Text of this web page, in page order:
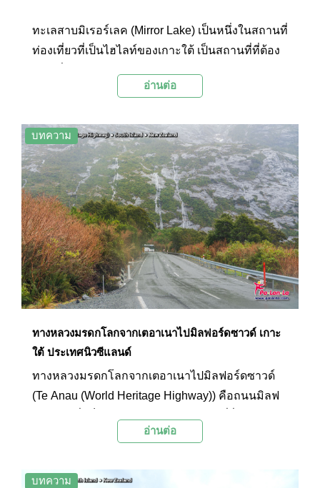
ทะเลสาบมิเรอร์เลค (Mirror Lake) เป็นหนึ่งในสถานที่
ท่องเที่ยวที่เป็นไฮไลท์ของเกาะใต้ เป็นสถานที่ที่ต้อง
หรือทางหลวงมรดกโลกที่เชื่อมระหว่างเมืองเตอา
งมิลฟอร์ดซาวด์ ทะเลสาบแห่งนี้ตั้งอยู่ภายในหุบเขา
เอ็กลินตัน มีจุดเด่นในเรื่องความงดงามของผิวน้ำที่
นิ่งเรียบจนสะท้อนทิวทัศน์โดยรอบได้ราวกับภาพ
สะท้อนจากกระจก และจะยิ่งสวยงามในวันที่ท้องฟ้า
เปิด เพราะจะสะท้อนภาพของเทือกเขาเอิร์ลที่อยู่ฝั่ง
ตรงข้ามลงบนผิวน้ำซึ่งเป็นวิวที่สวยงามเป็นอย่างมาก
อ่านต่อ
บทความ
ทางหลวงมรดกโลกจากเตอาเนาไปมิลฟอร์ดซาวด์ เกาะ
ใต้ ประเทศนิวซีแลนด์
ทางหลวงมรดกโลกจากเตอาเนาไปมิลฟอร์ดซาวด์
(Te Anau (World Heritage Highway)) คือถนนมิลฟ
เตอาเนาไปยังมิลฟอร์ดซาวด์ และเป็นถนนเพียงเส้น
ของระยะทางกว่าร้อยกิโลเมตรนั้นมีทิวทัศน์ที่
อ่านต่อ
บทความ